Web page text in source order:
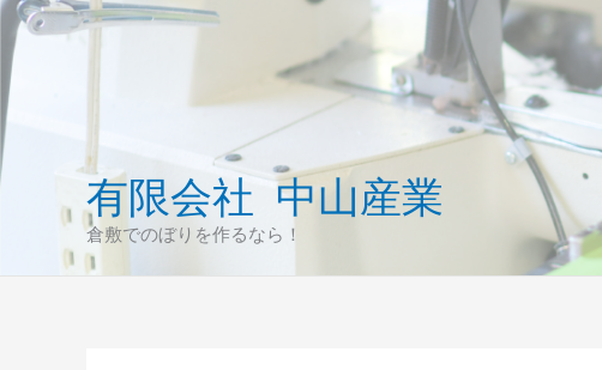
内
容
を
ス
キ
ッ
プ
有限会社 中山産業
倉敷でのぼりを作るなら！